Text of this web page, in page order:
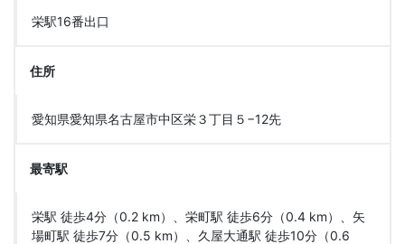
栄駅16番出口
住所
愛知県愛知県名古屋市中区栄３丁目５−12先
最寄駅
栄駅 徒歩4分（0.2 km）、栄町駅 徒歩6分（0.4 km）、矢
場町駅 徒歩7分（0.5 km）、久屋大通駅 徒歩10分（0.6